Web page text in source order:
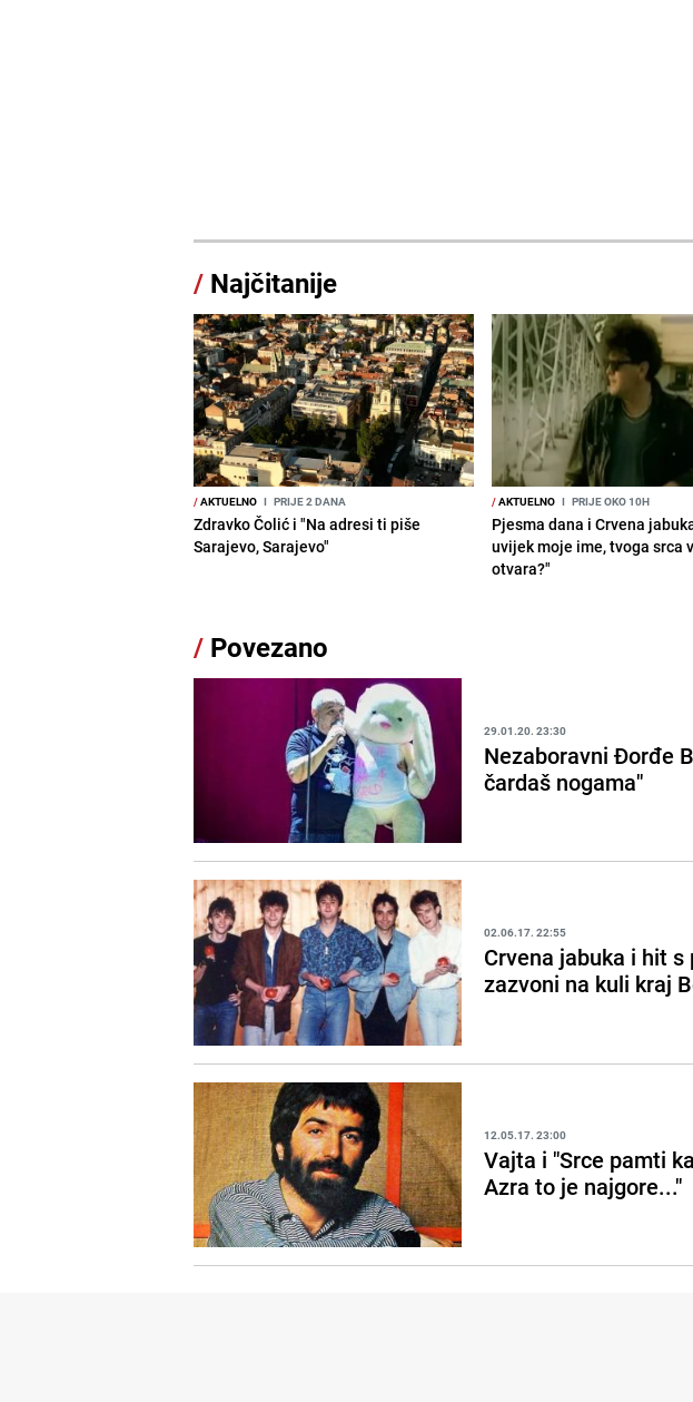
/ Najčitanije
/AKTUELNO I PRIJE 2 DANA
Zdravko Čolić i "Na adresi ti piše
Sarajevo, Sarajevo"
/AKTUELNO I PRIJE OKO 10H
Pjesma dana i Crvena
uvijek moje ime, tvoga srca
otvara?"
/ Povezano
29.01.20. 23:30
Nezaboravni Đorđe
čardaš nogama"
02.06.17. 22:55
Crvena jabuka i hit
zazvoni na kuli kraj
12.05.17. 23:00
Vajta i "Srce pamti
Azra to je najgore..."